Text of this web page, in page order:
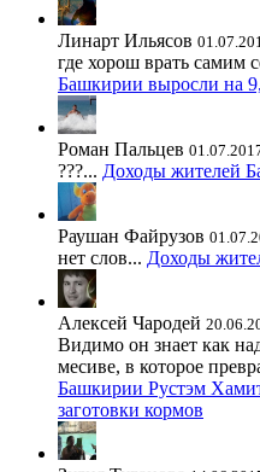
Линарт Ильясов
где хорош врать самим
Башкирии выросли на
Роман Пальцев
???... Доходы жителей
Раушан Файрузов
нет слов... Доходы
Алексей Чародей
Видимо он знает как
месиве, в которое
Башкирии Рустэм
заготовки кормов